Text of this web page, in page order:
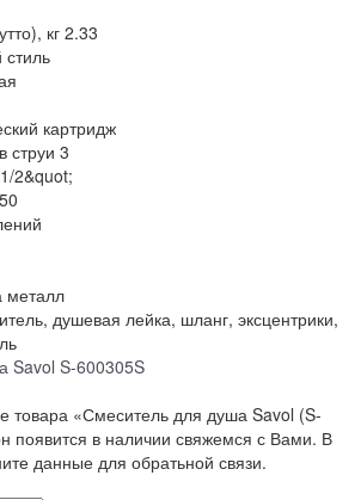
кг 2.33
картридж
струи 3
1/2&quot;
металл
душевая лейка, шланг, эксцентрики,
Savol S-600305S
товара «Смеситель для душа Savol (S-
появится в наличии свяжемся с Вами. В
данные для обратьной связи.